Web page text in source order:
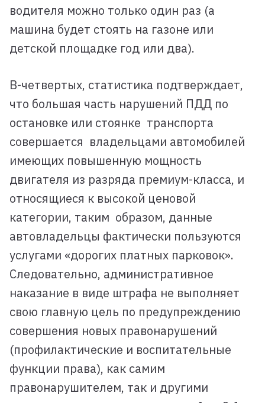
водителя можно только один раз (а
машина будет стоять на газоне или
детской площадке год или два).
В-четвертых, статистика подтверждает,
что большая часть нарушений ПДД по
остановке или стоянке транспорта
совершается владельцами автомобилей
имеющих повышенную мощность
двигателя из разряда премиум-класса, и
относящиеся к высокой ценовой
категории, таким образом, данные
автовладельцы фактически пользуются
услугами «дорогих платных парковок».
Следовательно, административное
наказание в виде штрафа не выполняет
свою главную цель по предупреждению
совершения новых правонарушений
(профилактические и воспитательные
функции права), как самим
правонарушителем, так и другими